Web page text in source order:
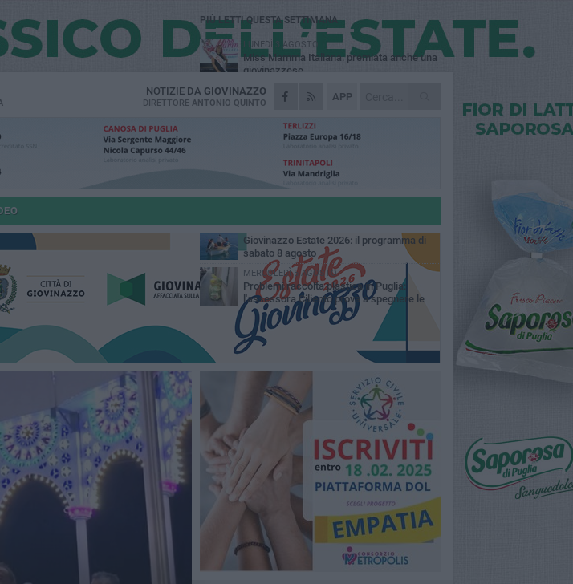
APP
NOTIZIE DA GIOVINAZZO
DIRETTORE ANTONIO QUINTO
PIÙ LETTI QUESTA SETTIMANA
LUNEDÌ 3 AGOSTO
Miss Mamma Italiana: premiata anche una
giovinazzese
VENERDÌ 7 AGOSTO
A Giovinazzo c'è il Concerto all'Alba
MARTEDÌ 4 AGOSTO
rimossa macchia di idrocarburi
Lavori sul litorale, gli aggiornamenti del
SABATO 8 AGOSTO
Giovinazzo Estate 2026: il programma di
sabato 8 agosto
MERCOLEDÌ 5 AGOSTO
Problemi raccolta plastica in Puglia:
l'assessora Ciliento prova a spegnere le
polemiche